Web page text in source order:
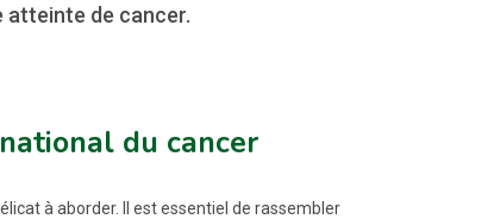
atteinte de cancer.
du cancer
à aborder. Il est essentiel de rassembler